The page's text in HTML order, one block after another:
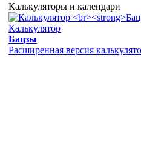
Калькуляторы и календари
Калькулятор
Бацзы
Расширенная версия